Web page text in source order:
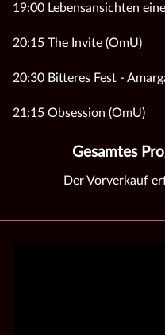
19:00 Lebensansichten
20:15 The Invite (OmU)
20:30 Bitteres Fest -
21:15 Obsession (OmU)
Gesamtes
Der Vorverkauf